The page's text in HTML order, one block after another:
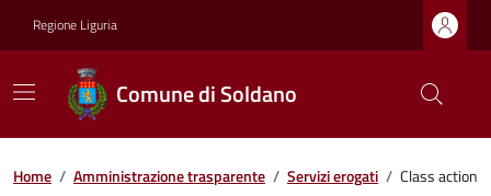
Regione Liguria
Comune di Soldano
Home / Amministrazione trasparente / Servizi erogati / Class action